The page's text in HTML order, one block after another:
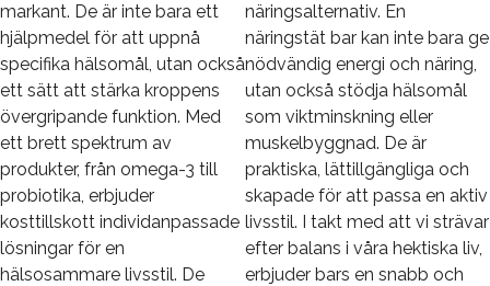
markant. De är inte bara ett
hjälpmedel för att uppnå
specifika hälsomål, utan också
ett sätt att stärka kroppens
övergripande funktion. Med
ett brett spektrum av
produkter, från omega-3 till
probiotika, erbjuder
kosttillskott individanpassade
lösningar för en
hälsosammare livsstil. De
näringsalternativ. En
näringstät bar kan inte bara ge
nödvändig energi och näring,
utan också stödja hälsomål
som viktminskning eller
muskelbyggnad. De är
praktiska, lättillgängliga och
skapade för att passa en aktiv
livsstil. I takt med att vi strävar
efter balans i våra hektiska liv,
erbjuder bars en snabb och